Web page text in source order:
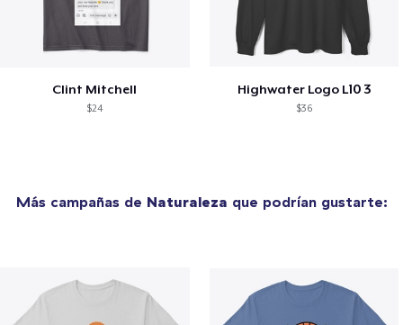
Clint Mitchell
$24
Highwater Logo L10 3
$36
Más campañas de Naturaleza que podrían gustarte: